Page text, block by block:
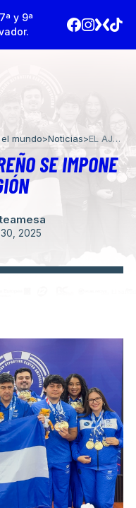
y 9ª
mundo>Noticias> EL AJEDREZ SALVADOREÑO SE IMPONE EN LA REGIÓN
SE IMPONE
teamesa
2025